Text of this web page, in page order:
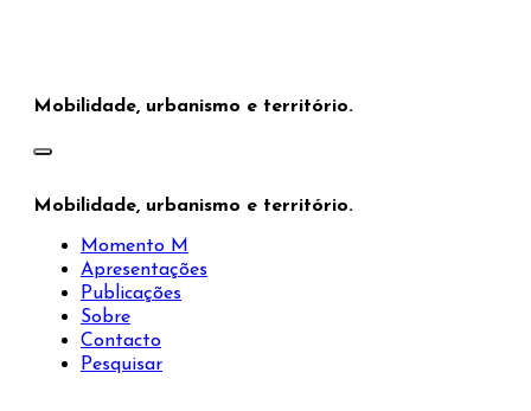
Mobilidade, urbanismo e território.
Mobilidade, urbanismo e território.
Momento M
Apresentações
Publicações
Sobre
Contacto
Pesquisar